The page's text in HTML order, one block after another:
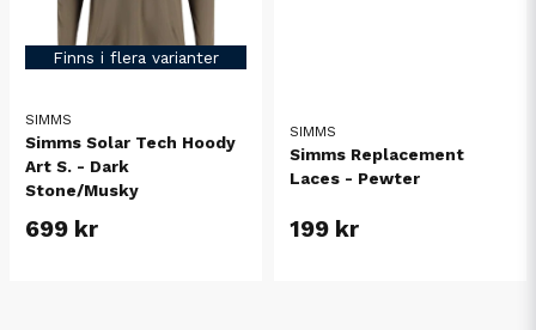
Finns i flera varianter
SIMMS
Simms Solar Tech Hoody
Art S. - Dark
Stone/Musky
699 kr
SIMMS
Simms Replacement
Laces - Pewter
199 kr